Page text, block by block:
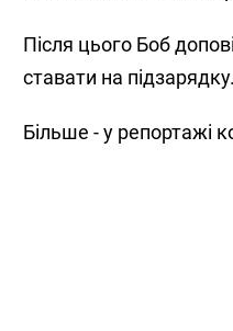
Після цього Боб
ставати на підзарядку.
Більше - у репортажі